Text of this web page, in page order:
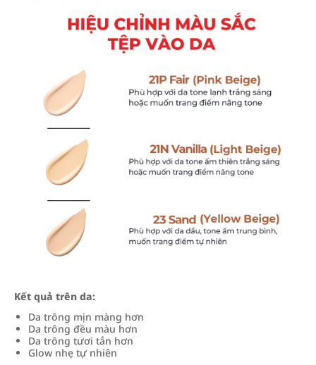
Kết quả trên da:
Da trông mịn màng hơn
Da trông đều màu hơn
Da trông tươi tắn hơn
Glow nhẹ tự nhiên